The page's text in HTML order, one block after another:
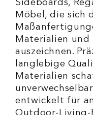
Möbel, die sich
Materialien und
auszeichnen.
langlebige
Materialien
entwickelt für
Outdoor-Living-